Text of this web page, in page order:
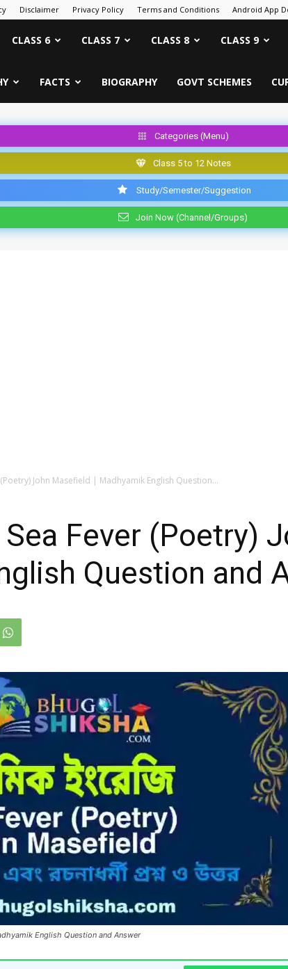
Disclaimer Privacy Policy Terms and Conditions Android App
CLASS 6 CLASS 7 CLASS 8 CLASS 9
FACTS BIOGRAPHY GOVT SCHEMES
Categories (Menu)
Class 5 to 12 Notes
Study/Semester/Suggestion
Join Now (Channel/Groups)
(Poetry) John Masefield | Madhyamik English Question...
– Sea Fever
Question and
English Question and Answer